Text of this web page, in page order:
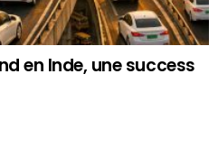
en Inde, une success